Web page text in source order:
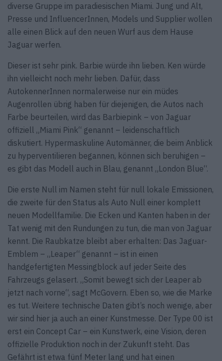
diverse Gruppe im paradiesischen Miami. Jung und Alt,
Presse und InfluencerInnen, Models und Supplier wollen
alle einen Blick auf den neuen Wurf aus dem Hause
Jaguar werfen.
Dieser ist sehr pink. Barbie würde ihn lieben. Ken würde
ihn vielleicht noch mehr lieben. Dafür, dass
AutokennerInnen normalerweise nur ein müdes
Augenrollen übrig haben für diejenigen, die Autos nach
Farbe beurteilen, wird das Barbiepink – von Jaguar
offiziell „Miami Pink“ genannt – leidenschaftlich
diskutiert. Hypermaskuline Automänner, die beim Anblick
zu hyperventilieren begannen, können sich beruhigen –
es gibt das Modell auch in Blau, genannt „London Blue“.
Die erste Null im Namen steht für null lokale Emissionen,
die zweite für den Status als Auto Null einer komplett
neuen Modellfamilie. Die Ecken und Kanten haben in der
Tat wenig mit den Rundungen zu tun, die man von Jaguar
kennt. Die Raubkatze bleibt aber erhalten: Das Jaguar-
Emblem – „Leaper“ genannt – ist in einen
handgefertigten Messingblock auf jeder Seite des
Fahrzeugs gelasert. „Somit bewegt sich der Leaper ab
jetzt nach vorne“, sagt McGovern. Eben so, wie die Marke
es tut. Weitere technische Daten gibt’s noch wenige, aber
wir sind hier ja auch an einer Kunstmesse. Der Type 00 ist
erst ein Concept Car – ein Kunstwerk, eine Vision, deren
offizielle Produktion noch in der Zukunft steht. Das
Gefährt ist etwa fünf Meter lang und hat einen